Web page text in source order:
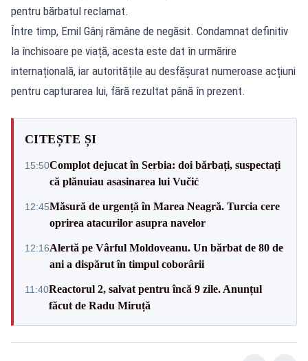
pentru bărbatul reclamat.
Între timp, Emil Gânj rămâne de negăsit. Condamnat definitiv
la închisoare pe viață, acesta este dat în urmărire
internațională, iar autoritățile au desfășurat numeroase acțiuni
pentru capturarea lui, fără rezultat până în prezent.
CITEȘTE ȘI
15:50Complot dejucat în Serbia: doi bărbați, suspectați
că plănuiau asasinarea lui Vučić
12:45Măsură de urgență în Marea Neagră. Turcia cere
oprirea atacurilor asupra navelor
12:16Alertă pe Vârful Moldoveanu. Un bărbat de 80 de
ani a dispărut în timpul coborârii
11:40Reactorul 2, salvat pentru încă 9 zile. Anunțul
făcut de Radu Miruță